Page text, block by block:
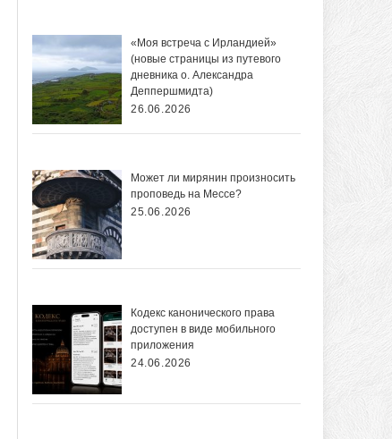
«Моя встреча с Ирландией»
(новые страницы из путевого
дневника о. Александра
Деппершмидта)
26.06.2026
Может ли мирянин произносить
проповедь на Мессе?
25.06.2026
Кодекс канонического права
доступен в виде мобильного
приложения
24.06.2026